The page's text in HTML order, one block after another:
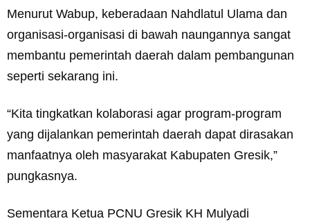
Menurut Wabup, keberadaan Nahdlatul Ulama dan
organisasi-organisasi di bawah naungannya sangat
membantu pemerintah daerah dalam pembangunan
seperti sekarang ini.
“Kita tingkatkan kolaborasi agar program-program
yang dijalankan pemerintah daerah dapat dirasakan
manfaatnya oleh masyarakat Kabupaten Gresik,”
pungkasnya.
Sementara Ketua PCNU Gresik KH Mulyadi